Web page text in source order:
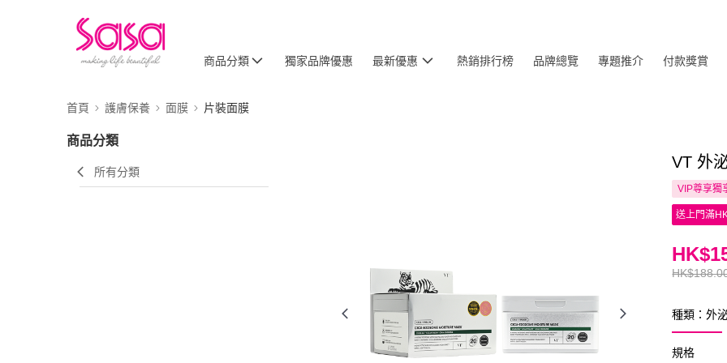
商品分類 獨家品牌優惠 最新優惠 熱銷排行榜 品牌總覽 專題推介 付款獎賞
首頁 護膚保養 面膜 片裝面膜
商品分類
所有分類
VT 外
VIP尊享獨
送上門滿
種類：外
規格